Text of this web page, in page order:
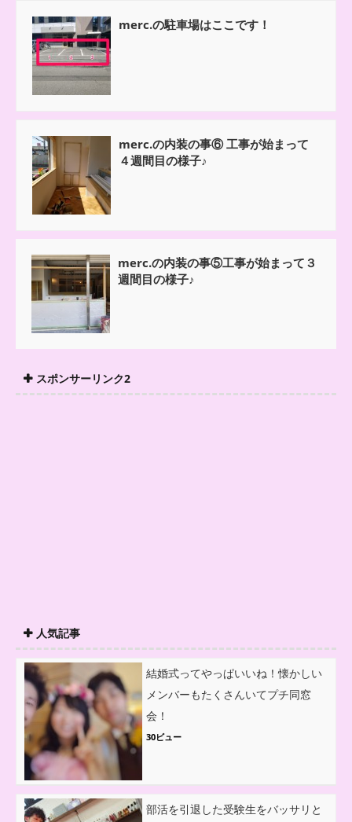
merc.の駐車場はここです！
merc.の内装の事⑥ 工事が始まって
４週間目の様子♪
merc.の内装の事⑤工事が始まって３
週間目の様子♪
スポンサーリンク2
人気記事
結婚式ってやっぱいいね！懐かしい
メンバーもたくさんいてプチ同窓
会！
30ビュー
部活を引退した受験生をバッサリと